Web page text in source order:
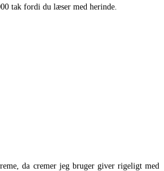
tak fordi du læser med herinde.
da cremer jeg bruger giver rigeligt med